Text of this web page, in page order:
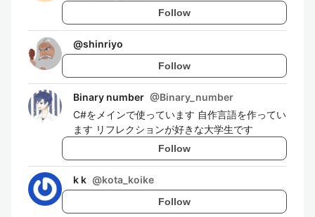
Follow
@shinriyo
Follow
Binary number @Binary_number
C#をメインで使っています 自作言語を作ってい
ます リフレクションが好きな大学生です
Follow
k k @kota_koike
Follow